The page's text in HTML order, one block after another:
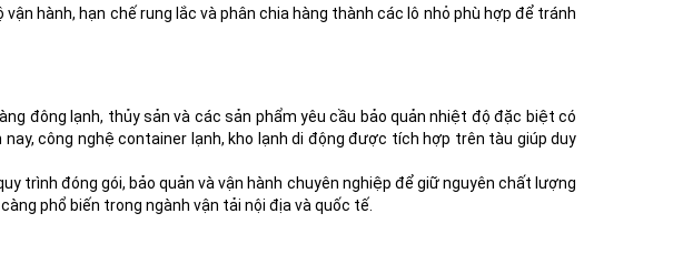
hành, hạn chế rung lắc và phân chia hàng thành các lô nhỏ phù hợp để tránh
đông lạnh, thủy sản và các sản phẩm yêu cầu bảo quản nhiệt độ đặc biệt có
công nghệ container lạnh, kho lạnh di động được tích hợp trên tàu giúp duy
trình đóng gói, bảo quản và vận hành chuyên nghiệp để giữ nguyên chất lượng
phổ biến trong ngành vận tải nội địa và quốc tế.